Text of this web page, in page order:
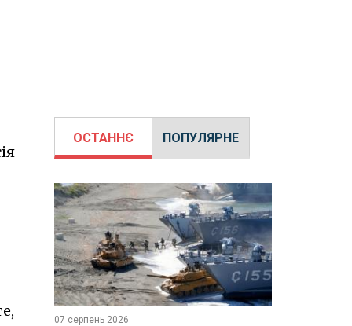
ОСТАННЄ ПОПУЛЯРНЕ
07 серпень 2026